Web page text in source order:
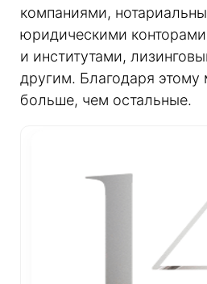
компаниями,
юридическими
и институтами,
другим. Благодаря этому
больше, чем остальные.